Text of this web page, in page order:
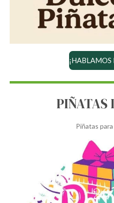
¡HABLAMOS
PIÑATAS
Piñatas